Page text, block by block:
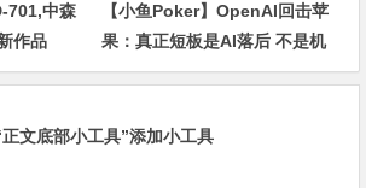
701,中森
作品
【小鱼Poker】OpenAI回击苹
果：真正短板是AI落后 不是机
密被窃
正文底部小工具”添加小工具